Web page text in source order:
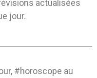
actualisées
jour.
#horoscope au